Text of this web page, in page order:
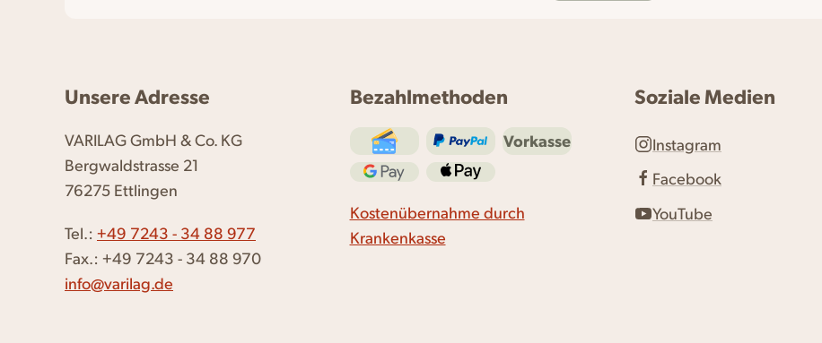
Unsere Adresse
VARILAG GmbH & Co. KG
Bergwaldstrasse 21
76275 Ettlingen
Tel.: +49 7243 - 34 88 977
Fax.: +49 7243 - 34 88 970
info@varilag.de
Bezahlmethoden
Vorkasse
Kostenübernahme durch
Krankenkasse
Soziale Medien
Instagram
Facebook
YouTube